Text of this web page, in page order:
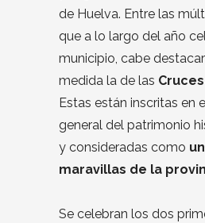
de Huelva. Entre las
que a lo largo del año
municipio, cabe
medida la de las
Estas están inscritas en
general del patrimonio
y consideradas como
maravillas de la
Se celebran los dos